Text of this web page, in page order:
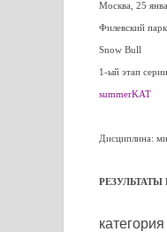
Москва, 25
Филевский парк
Snow Bull
1-ый этап
summerKAT
Дисциплина:
РЕЗУЛЬТАТЫ